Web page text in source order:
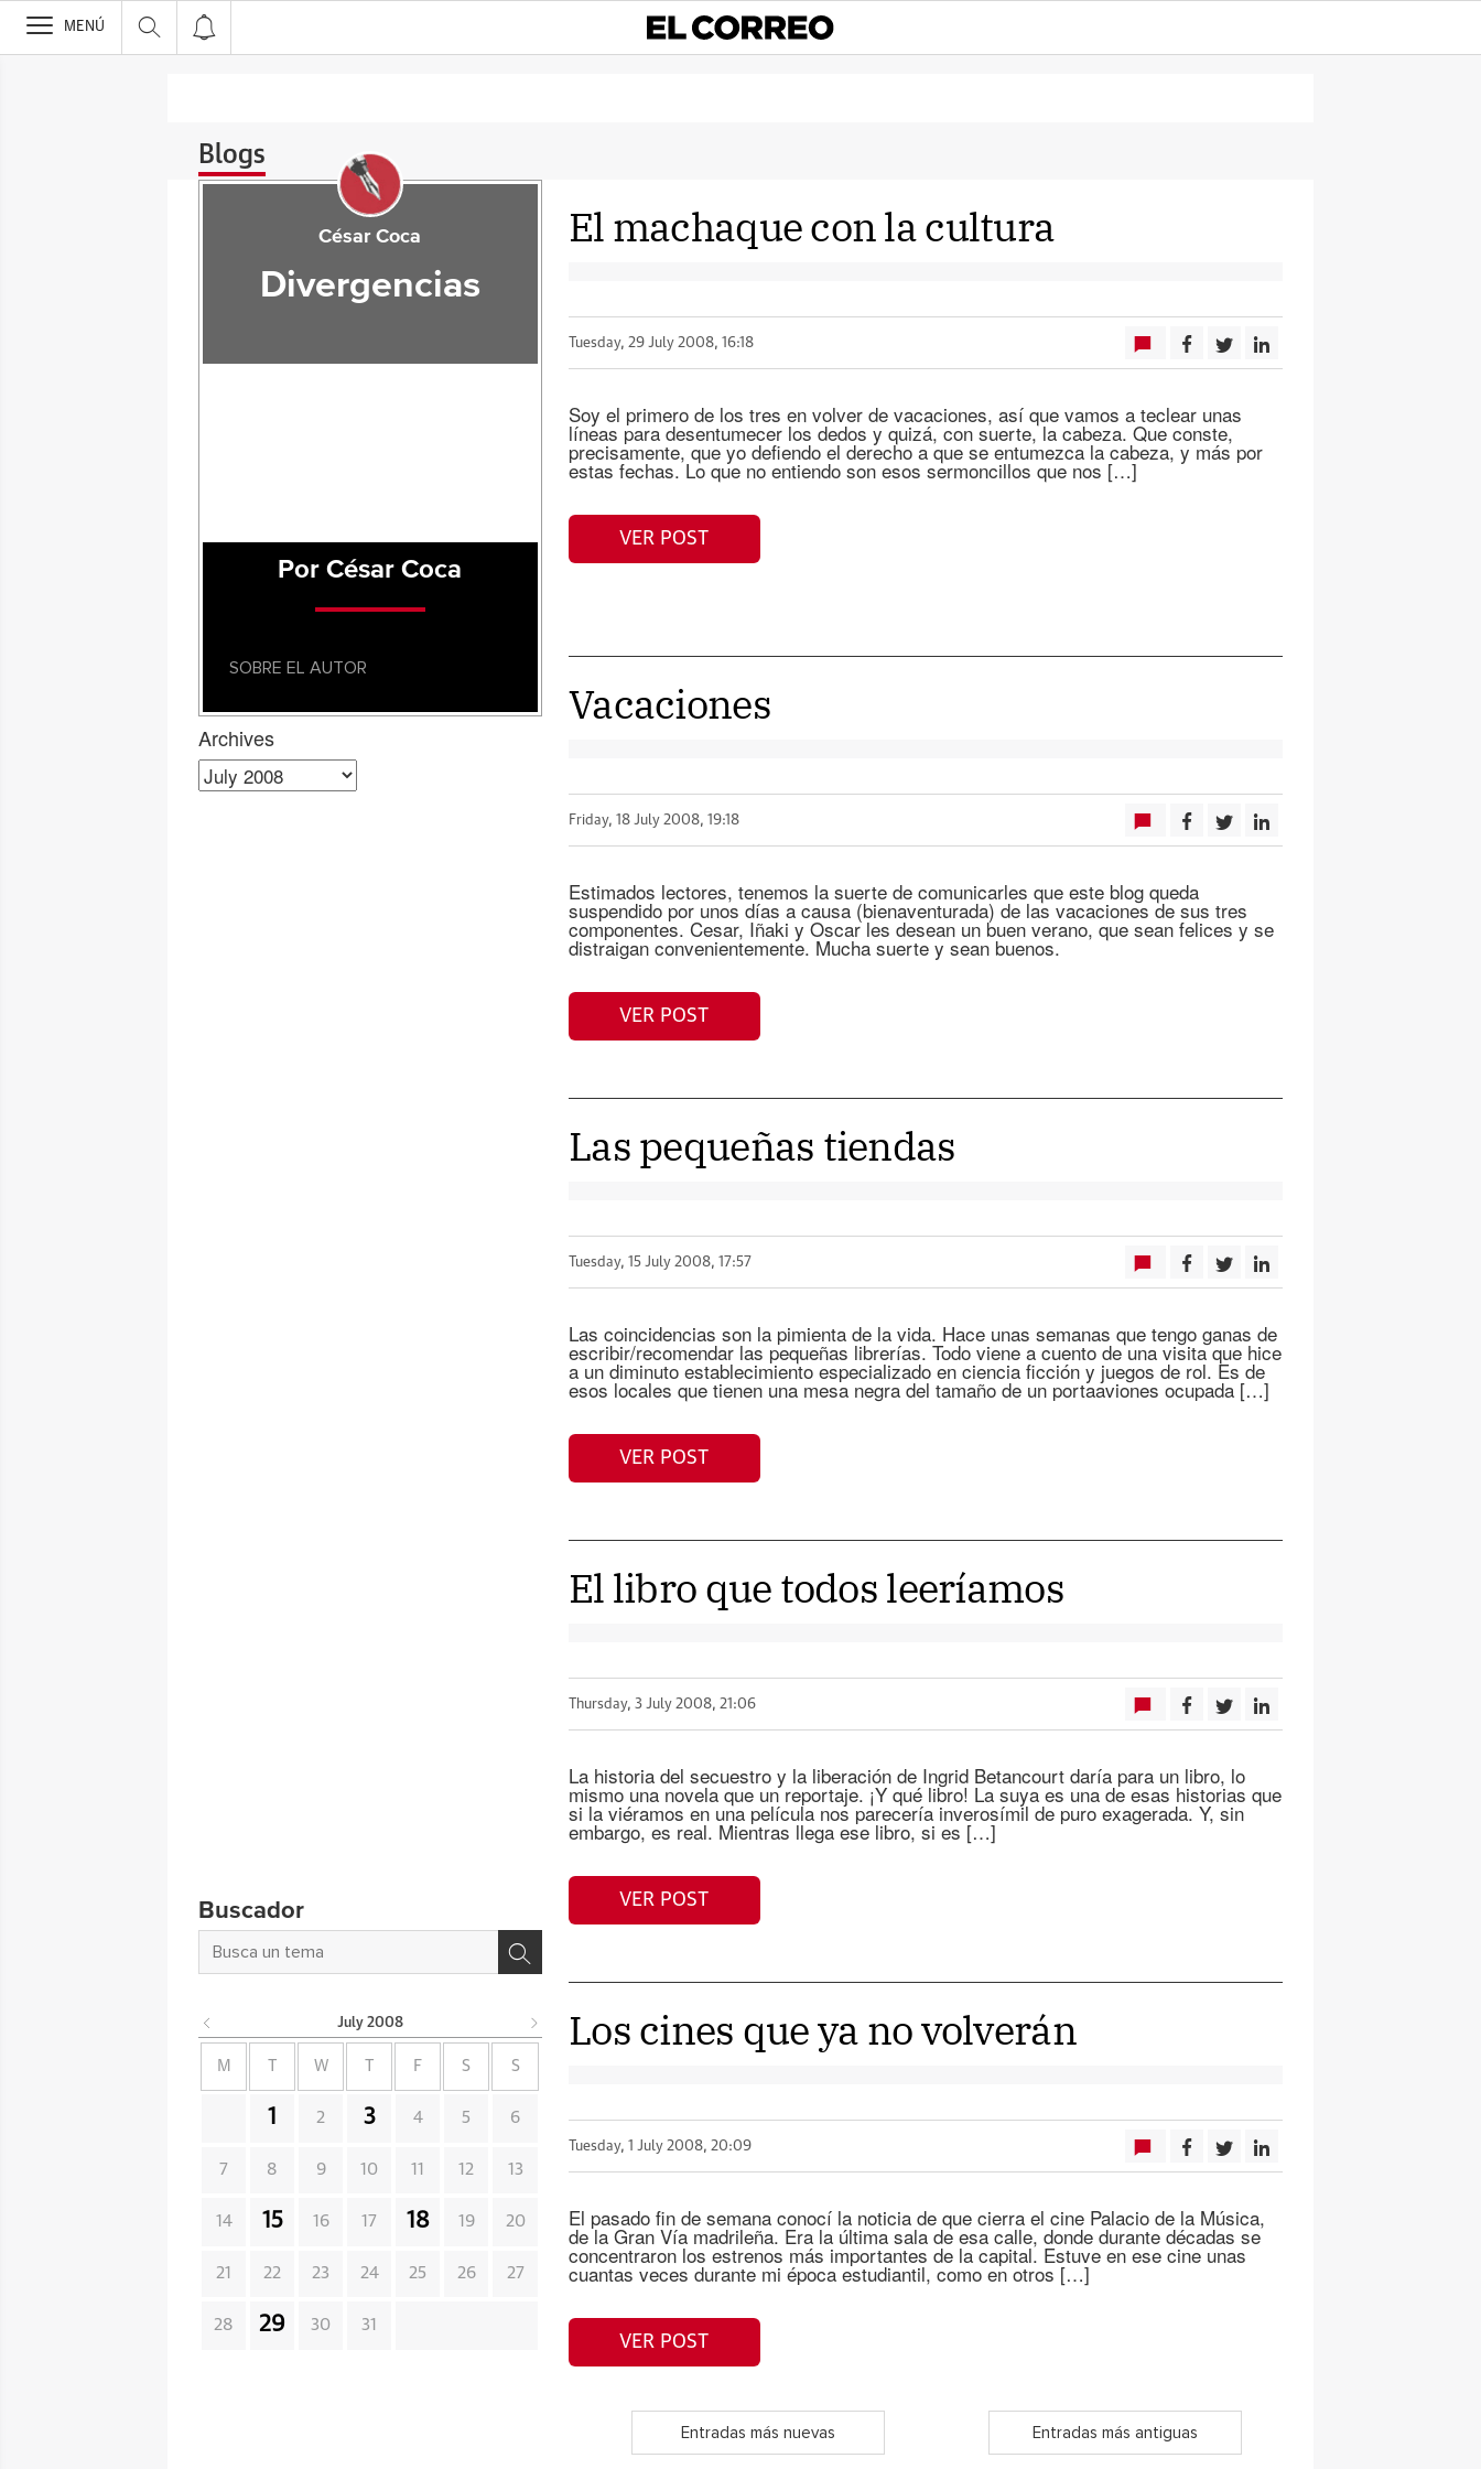
>
MENÚ
Blogs
El machaque con la cultura
Tuesday, 29 July 2008, 16:18
Soy el primero de los tres en volver de vacaciones, así que vamos a teclear unas
líneas para desentumecer los dedos y quizá, con suerte, la cabeza. Que conste,
precisamente, que yo defiendo el derecho a que se entumezca la cabeza, y más por
estas fechas. Lo que no entiendo son esos sermoncillos que nos […]
VER POST
Vacaciones
Friday, 18 July 2008, 19:18
Estimados lectores, tenemos la suerte de comunicarles que este blog queda
suspendido por unos días a causa (bienaventurada) de las vacaciones de sus tres
componentes. Cesar, Iñaki y Oscar les desean un buen verano, que sean felices y se
distraigan convenientemente. Mucha suerte y sean buenos.
VER POST
Las pequeñas tiendas
Tuesday, 15 July 2008, 17:57
Las coincidencias son la pimienta de la vida. Hace unas semanas que tengo ganas de
escribir/recomendar las pequeñas librerías. Todo viene a cuento de una visita que hice
a un diminuto establecimiento especializado en ciencia ficción y juegos de rol. Es de
esos locales que tienen una mesa negra del tamaño de un portaaviones ocupada […]
VER POST
El libro que todos leeríamos
Thursday, 3 July 2008, 21:06
La historia del secuestro y la liberación de Ingrid Betancourt daría para un libro, lo
mismo una novela que un reportaje. ¡Y qué libro! La suya es una de esas historias que
si la viéramos en una película nos parecería inverosímil de puro exagerada. Y, sin
embargo, es real. Mientras llega ese libro, si es […]
VER POST
Los cines que ya no volverán
Tuesday, 1 July 2008, 20:09
El pasado fin de semana conocí la noticia de que cierra el cine Palacio de la Música,
de la Gran Vía madrileña. Era la última sala de esa calle, donde durante décadas se
concentraron los estrenos más importantes de la capital. Estuve en ese cine unas
cuantas veces durante mi época estudiantil, como en otros […]
VER POST
Entradas más nuevas Entradas más antiguas
César Coca
Divergencias
Por César Coca
SOBRE EL AUTOR
Archives
Archives
Buscador
July 2008
M W F S S
1 2 3 4 5 6
7 8 9 10 11 12 13
14 15 16 17 18 19 20
21 22 23 24 25 26 27
28 29 30 31